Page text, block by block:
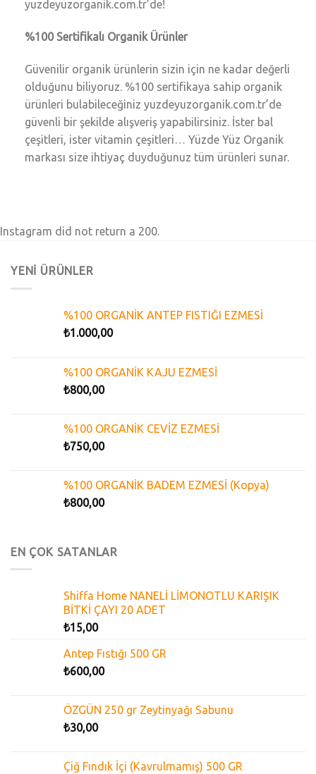
yuzdeyuzorganik.com.tr’de!
%100 Sertifikalı Organik Ürünler
Güvenilir organik ürünlerin sizin için ne kadar değerli
olduğunu biliyoruz. %100 sertifikaya sahip organik
ürünleri bulabileceğiniz yuzdeyuzorganik.com.tr’de
güvenli bir şekilde alışveriş yapabilirsiniz. İster bal
çeşitleri, ister vitamin çeşitleri… Yüzde Yüz Organik
markası size ihtiyaç duyduğunuz tüm ürünleri sunar.
Instagram did not return a 200.
YENİ ÜRÜNLER
%100 ORGANİK ANTEP FISTIĞI EZMESİ
₺1.000,00
%100 ORGANİK KAJU EZMESİ
₺800,00
%100 ORGANİK CEVİZ EZMESİ
₺750,00
%100 ORGANİK BADEM EZMESİ (Kopya)
₺800,00
EN ÇOK SATANLAR
Shiffa Home NANELİ LİMONOTLU KARIŞIK
BİTKİ ÇAYI 20 ADET
₺15,00
Antep Fıstığı 500 GR
₺600,00
ÖZGÜN 250 gr Zeytinyağı Sabunu
₺30,00
Çiğ Fındık İçi (Kavrulmamış) 500 GR